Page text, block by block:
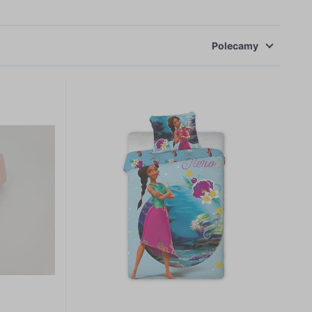
40x60cm , lub 135x100cm + poduszka
producentskich.